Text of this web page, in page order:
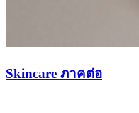
Skincare ภาคต่อ